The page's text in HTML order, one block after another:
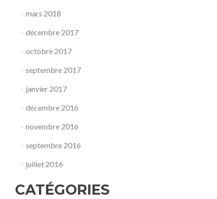
mars 2018
décembre 2017
octobre 2017
septembre 2017
janvier 2017
décembre 2016
novembre 2016
septembre 2016
juillet 2016
CATÉGORIES